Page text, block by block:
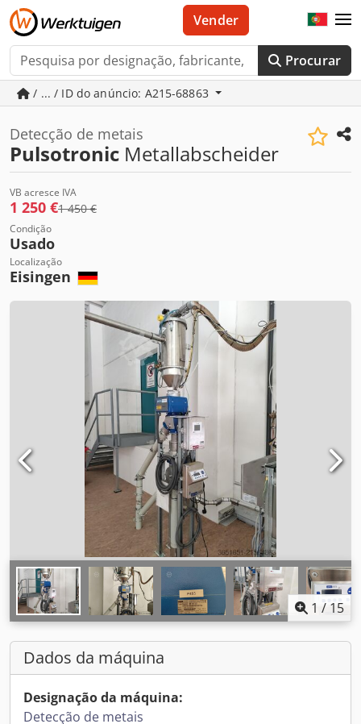
Procurar
Vender
/ ... / ID do anúncio: A215-68863
Detecção de metais
Pulsotronic Metallabscheider
VB acresce IVA
1 250 €1 450 €
Condição
Usado
Localização
Eisingen
1 / 15
Dados da máquina
Designação da máquina:
Detecção de metais